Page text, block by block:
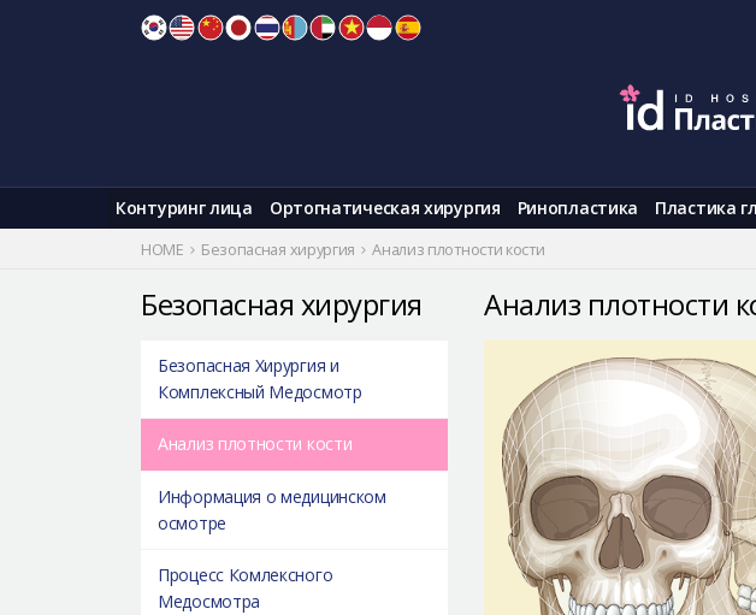
Контуринг лица Ортогнатическая хирургия Ринопластика Пластика
HOME Безопасная хирургия Анализ плотности кости
Анализ плотности
Безопасная хирургия
Безопасная Хирургия и
Комплексный Медосмотр
Анализ плотности кости
Информация о медицинском
осмотре
Процесс Комлексного
Медосмотра